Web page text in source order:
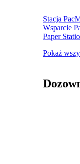
Stacja
Wsparcie
Paper
Pokaż